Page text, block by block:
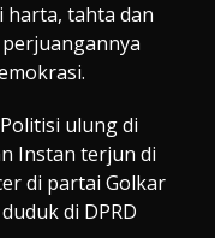
harta, tahta dan
ulung di
Instan terjun di
di partai Golkar
di DPRD